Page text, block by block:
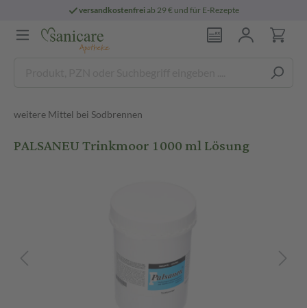
versandkostenfreiab 29 € und für E-Rezepte
weitere Mittel bei Sodbrennen
PALSANEU Trinkmoor 1000 ml Lösung